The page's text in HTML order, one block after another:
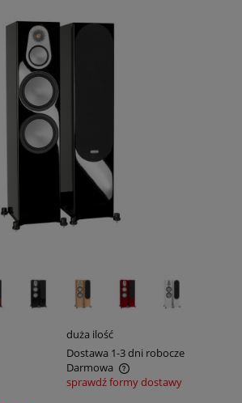
duża ilość
Dostawa 1-3 dni robocze
Darmowa
ewentualnych kosztów płatności
sprawdź formy dostawy